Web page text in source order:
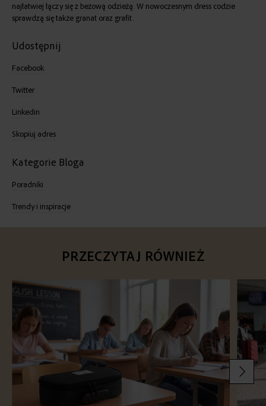
najłatwiej łączy się z beżową odzieżą. W nowoczesnym dress codzie
sprawdzą się także granat oraz grafit.
Udostępnij
Facebook
Twitter
Linkedin
Skopiuj adres
Kategorie Bloga
Poradniki
Trendy i inspiracje
PRZECZYTAJ RÓWNIEŻ